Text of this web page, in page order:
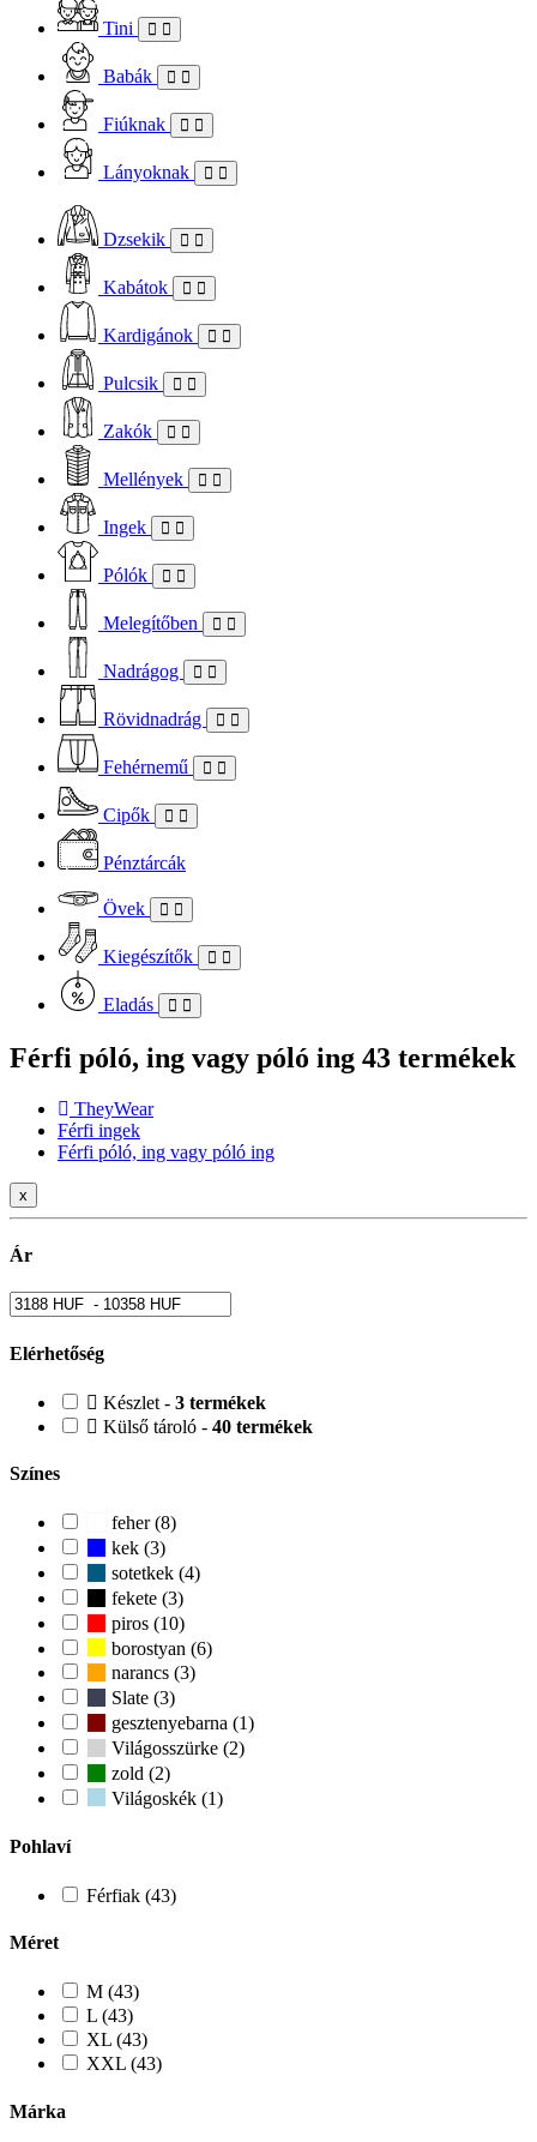
Tini
Babák
Fiúknak
Lányoknak
Dzsekik
Kabátok
Kardigánok
Pulcsik
Zakók
Mellények
Ingek
Pólók
Melegítőben
Nadrágog
Rövidnadrág
Fehérnemű
Cipők
Pénztárcák
Övek
Kiegészítők
Eladás
Férfi póló, ing vagy póló ing 43 termékek
TheyWear
Férfi ingek
Férfi póló, ing vagy póló ing
x
Ár
Elérhetőség
Készlet - 3 termékek
Külső tároló - 40 termékek
Színes
feher (8)
kek (3)
sotetkek (4)
fekete (3)
piros (10)
borostyan (6)
narancs (3)
Slate (3)
gesztenyebarna (1)
Világosszürke (2)
zold (2)
Világoskék (1)
Pohlaví
Férfiak (43)
Méret
M (43)
L (43)
XL (43)
XXL (43)
Márka